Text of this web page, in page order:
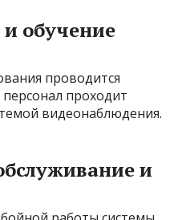
обучение
проводится
проходит
видеонаблюдения.
и